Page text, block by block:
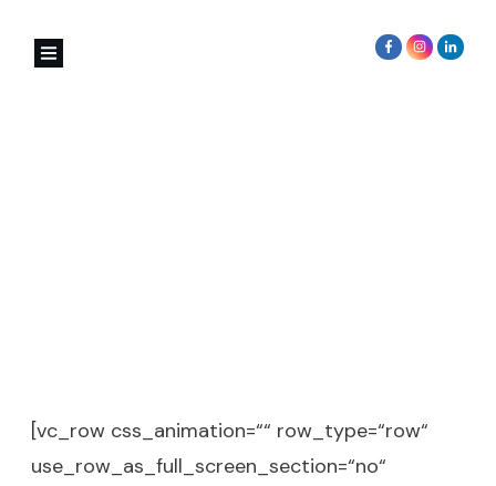
[vc_row css_animation=““ row_type=“row“
use_row_as_full_screen_section=“no“